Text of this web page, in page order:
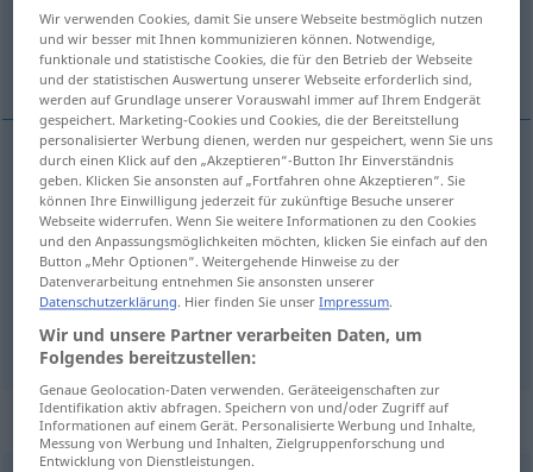
(Für mehr Details die Übersetzung anklicken/antippen)
schoon, zuiver, rein, zuiver
schoon,zuiver rein
rein rein moralisch
zuiver reinlauter, vollkommen
„rein“: Adverb
Wir verwenden Cookies, damit Sie unsere Webseite bestmöglich nutzen
und wir besser mit Ihnen kommunizieren können. Notwendige,
funktionale und statistische Cookies, die für den Betrieb der Webseite
und der statistischen Auswertung unserer Webseite erforderlich sind,
werden auf Grundlage unserer Vorauswahl immer auf Ihrem Endgerät
gespeichert. Marketing-Cookies und Cookies, die der Bereitstellung
personalisierter Werbung dienen, werden nur gespeichert, wenn Sie uns
durch einen Klick auf den „Akzeptieren“-Button Ihr Einverständnis
geben. Klicken Sie ansonsten auf „Fortfahren ohne Akzeptieren“. Sie
können Ihre Einwilligung jederzeit für zukünftige Besuche unserer
Webseite widerrufen. Wenn Sie weitere Informationen zu den Cookies
und den Anpassungsmöglichkeiten möchten, klicken Sie einfach auf den
Button „Mehr Optionen“. Weitergehende Hinweise zu der
Datenverarbeitung entnehmen Sie ansonsten unserer
Datenschutzerklärung. Hier finden Sie unserImpressum.
Wir und unsere Partner verarbeiten Daten, um
Folgendes bereitzustellen:
Genaue Geolocation-Daten verwenden. Geräteeigenschaften zur
Identifikation aktiv abfragen. Speichern von und/oder Zugriff auf
Informationen auf einem Gerät. Personalisierte Werbung und Inhalte,
Messung von Werbung und Inhalten, Zielgruppenforschung und
Entwicklung von Dienstleistungen.